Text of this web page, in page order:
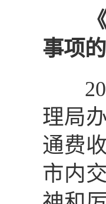
事项
理局
通费
市内